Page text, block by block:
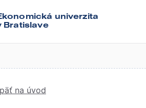
univerzita
Bratislave
na úvod